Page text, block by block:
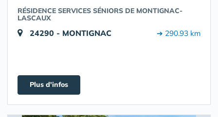
RÉSIDENCE SERVICES SÉNIORS DE MONTIGNAC-
LASCAUX
24290 - MONTIGNAC ➔ 290.93 km
Plus d'infos